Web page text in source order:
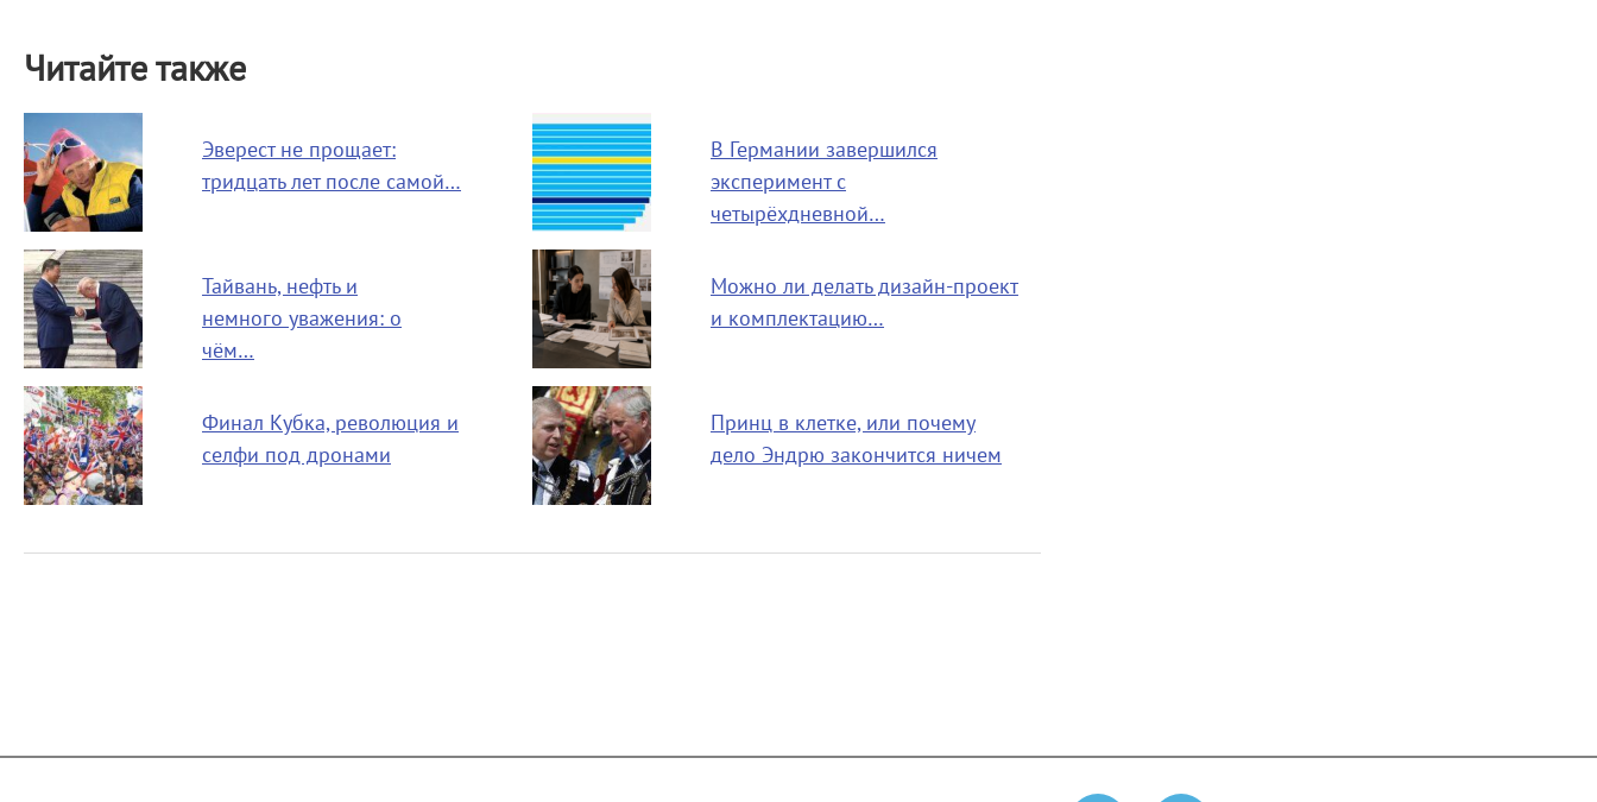
Читайте также
Эверест не прощает:
тридцать лет после самой…
В Германии завершился
эксперимент с
четырёхдневной…
Тайвань, нефть и
немного уважения: о
чём…
Можно ли делать дизайн-проект
и комплектацию…
Финал Кубка, революция и
селфи под дронами
Принц в клетке, или почему
дело Эндрю закончится ничем